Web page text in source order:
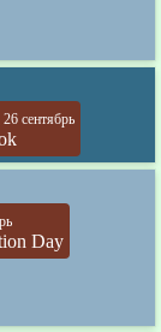
26 сентябрь
Day